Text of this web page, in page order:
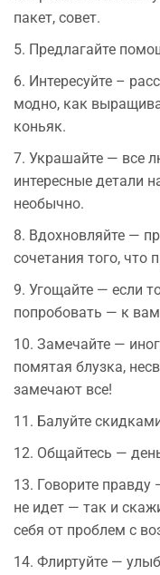
пакет, совет.
5. Предлагайте
6. Интересуйте –
модно, как
коньяк.
7. Украшайте — все
интересные детали
необычно.
8. Вдохновляйте —
сочетания того, что
9. Угощайте — если
попробовать — к
10. Замечайте —
помятая блузка,
замечают все!
11. Балуйте
12. Общайтесь —
13. Говорите правду
не идет — так и
себя от проблем с
14. Флиртуйте —